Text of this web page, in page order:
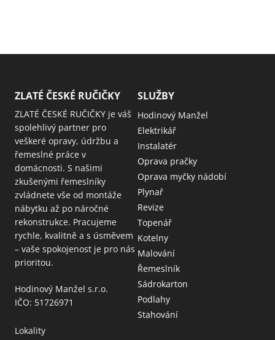
ZLATÉ ČESKÉ RUČIČKY
ZLATÉ ČESKÉ RUČIČKY je váš
spolehlivý partner pro
veškeré opravy, údržbu a
řemeslné práce v
domácnosti. S našimi
zkušenými řemeslníky
zvládnete vše od montáže
nábytku až po náročné
rekonstrukce. Pracujeme
rychle, kvalitně a s úsměvem
– vaše spokojenost je pro nás
prioritou.
Hodinový Manžel s.r.o.
IČO: 51726971
Lokality
SLUŽBY
Hodinový Manžel
Elektrikář
Instalatér
Oprava pračky
Oprava myčky nádobí
Plynař
Revize
Topenář
Kotelny
Malování
Řemeslník
Sádrokarton
Podlahy
Stahování